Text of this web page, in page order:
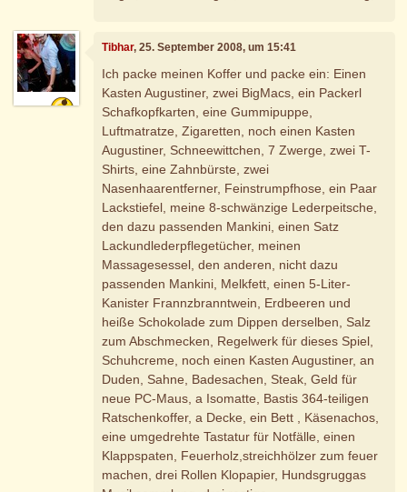
Tibhar, 25. September 2008, um 15:41
Ich packe meinen Koffer und packe ein: Einen
Kasten Augustiner, zwei BigMacs, ein Packerl
Schafkopfkarten, eine Gummipuppe,
Luftmatratze, Zigaretten, noch einen Kasten
Augustiner, Schneewittchen, 7 Zwerge, zwei T-
Shirts, eine Zahnbürste, zwei
Nasenhaarentferner, Feinstrumpfhose, ein Paar
Lackstiefel, meine 8-schwänzige Lederpeitsche,
den dazu passenden Mankini, einen Satz
Lackundlederpflegetücher, meinen
Massagesessel, den anderen, nicht dazu
passenden Mankini, Melkfett, einen 5-Liter-
Kanister Frannzbranntwein, Erdbeeren und
heiße Schokolade zum Dippen derselben, Salz
zum Abschmecken, Regelwerk für dieses Spiel,
Schuhcreme, noch einen Kasten Augustiner, an
Duden, Sahne, Badesachen, Steak, Geld für
neue PC-Maus, a Isomatte, Bastis 364-teiligen
Ratschenkoffer, a Decke, ein Bett , Käsenachos,
eine umgedrehte Tastatur für Notfälle, einen
Klappspaten, Feuerholz,streichhölzer zum feuer
machen, drei Rollen Klopapier, Hundsgruggas